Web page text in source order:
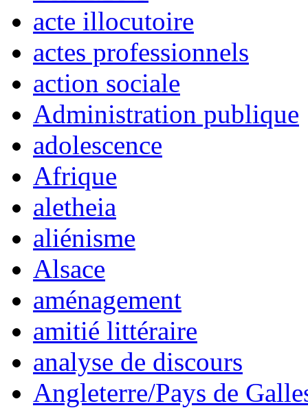
acte illocutoire
actes professionnels
action sociale
Administration publique
adolescence
Afrique
aletheia
aliénisme
Alsace
aménagement
amitié littéraire
analyse de discours
Angleterre/Pays de